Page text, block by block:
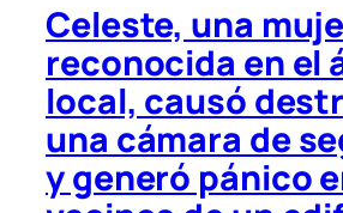
Celeste, una
reconocida en el
local, causó
una cámara de
y generó pánico